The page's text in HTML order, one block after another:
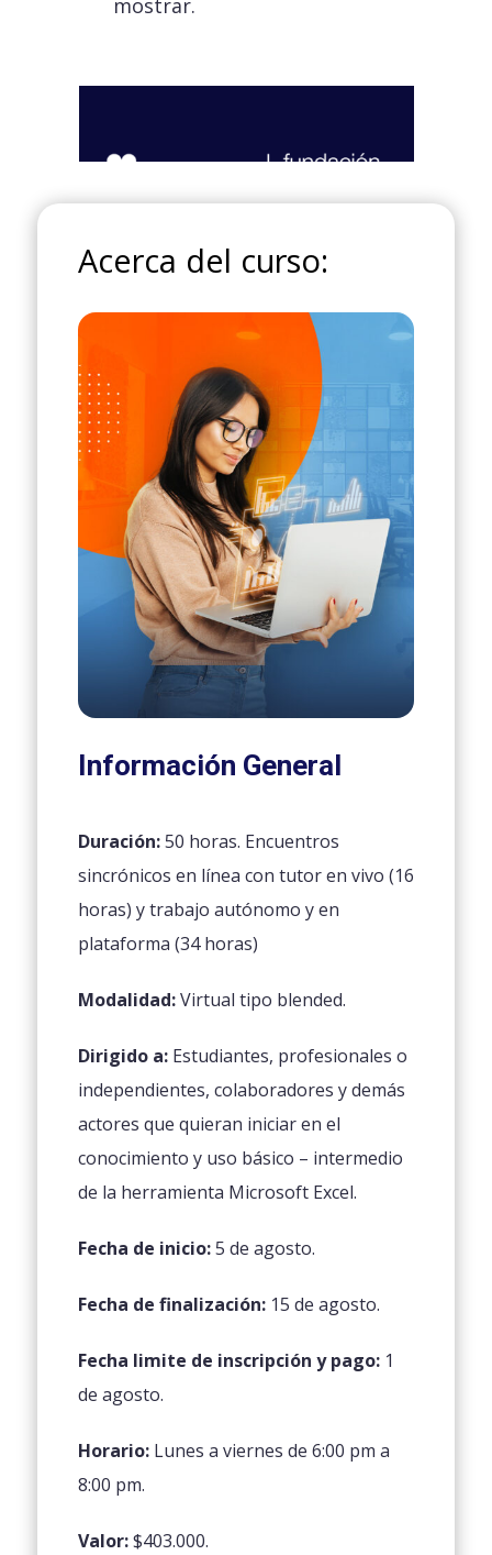
Acerca del curso:
Información General
Duración:50 horas. Encuentros
sincrónicos en línea con tutor en vivo (16
horas) y trabajo autónomo y en
plataforma (34 horas)
Modalidad:Virtual tipo blended.
Dirigido a:Estudiantes, profesionales o
independientes, colaboradores y demás
actores que quieran iniciar en el
conocimiento y uso básico – intermedio
de la herramienta Microsoft Excel.
Fecha de inicio:5 de agosto.
Fecha de finalización:15 de agosto.
Fecha limite de inscripción y pago:1
de agosto.
Horario: Lunes a viernes de 6:00 pm a
8:00 pm.
Valor:$403.000.